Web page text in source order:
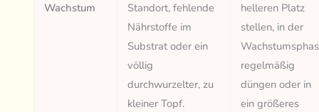
Wachstum
Standort, fehlende
Nährstoffe im
Substrat oder ein
völlig
durchwurzelter, zu
kleiner Topf.
helleren Platz
stellen, in der
regelmäßig
düngen oder in
ein größeres